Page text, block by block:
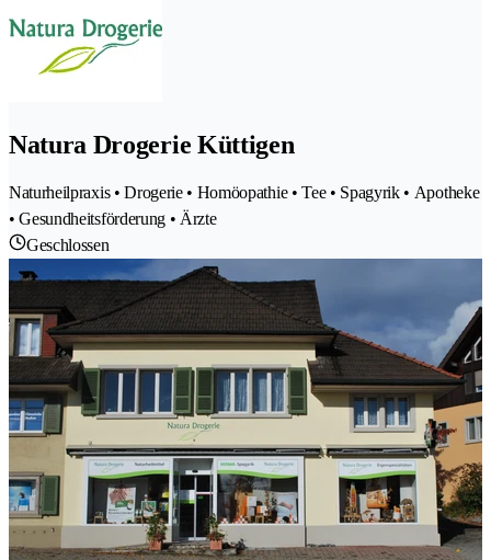
Natura Drogerie Küttigen
Naturheilpraxis • Drogerie • Homöopathie • Tee • Spagyrik • Apotheke
• Gesundheitsförderung • Ärzte
Geschlossen